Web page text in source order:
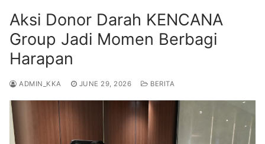
Aksi Donor Darah KENCANA
Group Jadi Momen Berbagi
Harapan
ADMIN_KKA JUNE 29, 2026 BERITA